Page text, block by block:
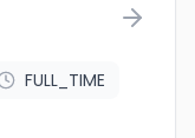
FULL_TIME